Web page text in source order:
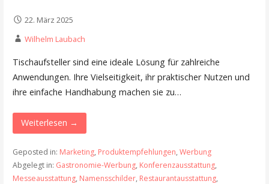
22. März 2025
Wilhelm Laubach
Tischaufsteller sind eine ideale Lösung für zahlreiche
Anwendungen. Ihre Vielseitigkeit, ihr praktischer Nutzen und
ihre einfache Handhabung machen sie zu…
Weiterlesen →
Geposted in: Marketing, Produktempfehlungen, Werbung
Abgelegt in: Gastronomie-Werbung, Konferenzausstattung,
Messeausstattung, Namensschilder, Restaurantausstattung,